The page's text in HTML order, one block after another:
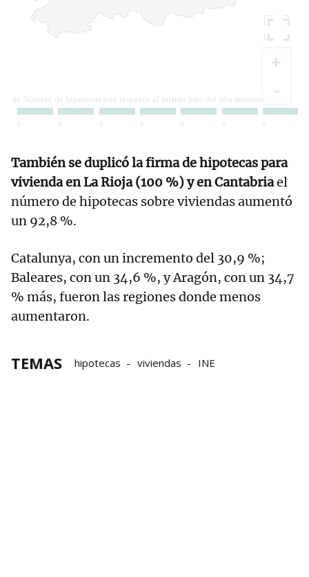
También se duplicó la firma de hipotecas para
vivienda en La Rioja (100 %) y en Cantabriael
número de hipotecas sobre viviendas aumentó
un 92,8 %.
Catalunya, con un incremento del 30,9 %;
Baleares, con un 34,6 %, y Aragón, con un 34,7
% más, fueron las regiones donde menos
aumentaron.
TEMAS hipotecas viviendas INE